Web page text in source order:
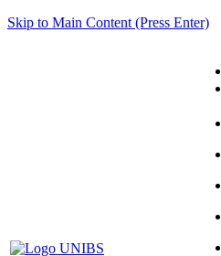
Skip to Main Content (Press Enter)